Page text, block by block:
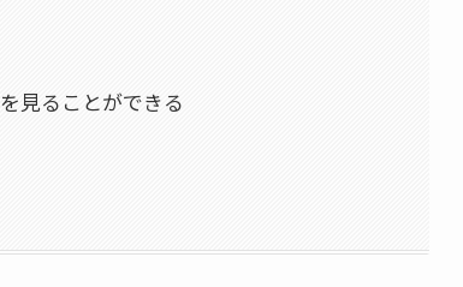
見ることができる